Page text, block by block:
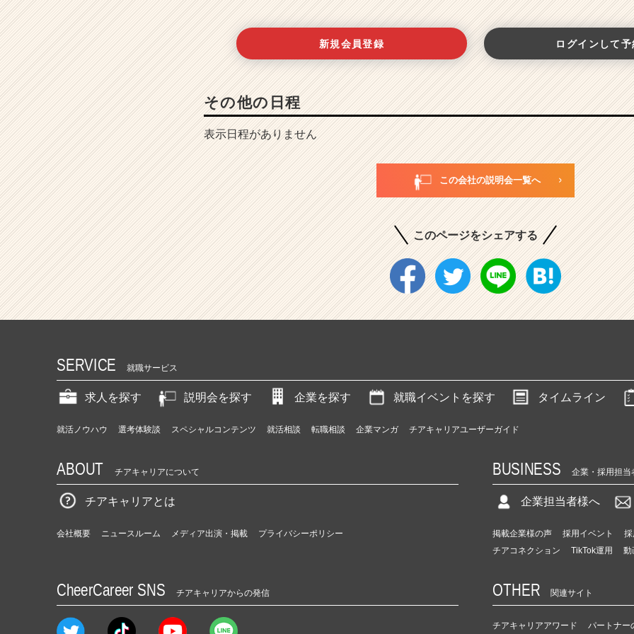
新規会員登録 ログインして
その他の日程
表示日程がありません
この会社の説明会一覧へ
このページをシェアする
SERVICE 就職サービス
求人を探す 説明会を探す 企業を探す 就職イベントを探す タイムライン
就活ノウハウ 選考体験談 スペシャルコンテンツ 就活相談 転職相談 企業マンガ チアキャリアユーザーガイド
ABOUT チアキャリアについて
チアキャリアとは
会社概要 ニュースルーム メディア出演・掲載 プライバシーポリシー
BUSINESS 企業・採用担当
企業担当者様へ
掲載企業様の声 採用イベント
チアコネクション
TikTok運用 動
CheerCareer SNS チアキャリアからの発信 OTHER 関連サイト
チアキャリアアワード パートナー